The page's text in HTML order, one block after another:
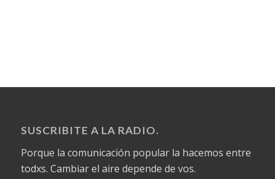
SUSCRIBITE A LA RADIO.
Porque la comunicación popular la hacemos entre
todxs. Cambiar el aire depende de vos.